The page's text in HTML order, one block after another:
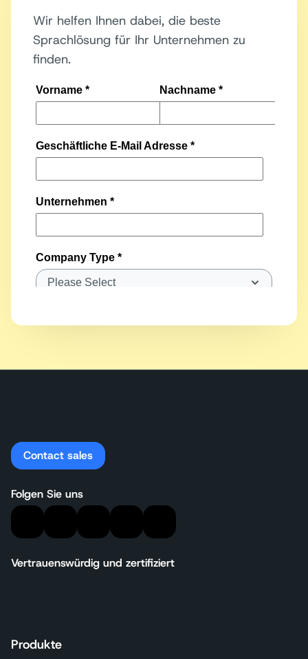
Wir helfen Ihnen dabei, die beste
Sprachlösung für Ihr Unternehmen zu
finden.
Contact sales
Folgen Sie uns
Vertrauenswürdig und zertifiziert
Produkte